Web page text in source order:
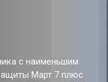
с наименьшим
Март 7 плюс